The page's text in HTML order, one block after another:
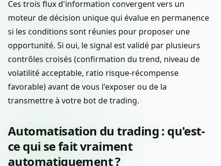
Ces trois flux d'information convergent vers un
moteur de décision unique qui évalue en permanence
si les conditions sont réunies pour proposer une
opportunité. Si oui, le signal est validé par plusieurs
contrôles croisés (confirmation du trend, niveau de
volatilité acceptable, ratio risque-récompense
favorable) avant de vous l'exposer ou de la
transmettre à votre bot de trading.
Automatisation du trading : qu'est-
ce qui se fait vraiment
automatiquement ?